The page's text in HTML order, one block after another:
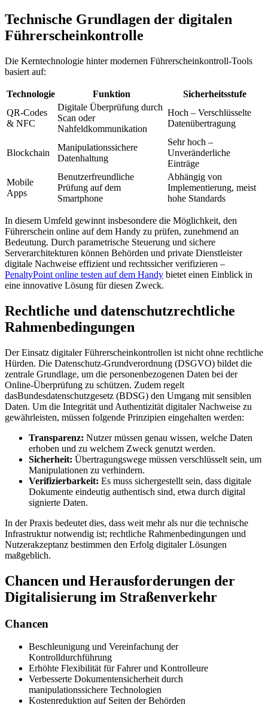
Technische Grundlagen der digitalen
Führerscheinkontrolle
Die Kerntechnologie hinter modernen Führerscheinkontroll-Tools
basiert auf:
Technologie Funktion
Sicherheitsstufe
QR-Codes
& NFC
Digitale Überprüfung durch
Scan oder
Nahfeldkommunikation
Hoch – Verschlüsselte
Datenübertragung
Blockchain
Manipulationssichere
Datenhaltung
Sehr hoch –
Unveränderliche
Einträge
Mobile
Apps
Benutzerfreundliche
Prüfung auf dem
Smartphone
Abhängig von
Implementierung, meist
hohe Standards
In diesem Umfeld gewinnt insbesondere die Möglichkeit, den
Führerschein online auf dem Handy zu prüfen, zunehmend an
Bedeutung. Durch parametrische Steuerung und sichere
Serverarchitekturen können Behörden und private Dienstleister
digitale Nachweise effizient und rechtssicher verifizieren –
PenaltyPoint online testen auf dem Handy bietet einen Einblick in
eine innovative Lösung für diesen Zweck.
Rechtliche und datenschutzrechtliche
Rahmenbedingungen
Der Einsatz digitaler Führerscheinkontrollen ist nicht ohne rechtliche
Hürden. Die Datenschutz-Grundverordnung (DSGVO) bildet die
zentrale Grundlage, um die personenbezogenen Daten bei der
Online-Überprüfung zu schützen. Zudem regelt
dasBundesdatenschutzgesetz (BDSG) den Umgang mit sensiblen
Daten. Um die Integrität und Authentizität digitaler Nachweise zu
gewährleisten, müssen folgende Prinzipien eingehalten werden:
Transparenz: Nutzer müssen genau wissen, welche Daten
erhoben und zu welchem Zweck genutzt werden.
Sicherheit: Übertragungswege müssen verschlüsselt sein, um
Manipulationen zu verhindern.
Verifizierbarkeit: Es muss sichergestellt sein, dass digitale
Dokumente eindeutig authentisch sind, etwa durch digital
signierte Daten.
In der Praxis bedeutet dies, dass weit mehr als nur die technische
Infrastruktur notwendig ist; rechtliche Rahmenbedingungen und
Nutzerakzeptanz bestimmen den Erfolg digitaler Lösungen
maßgeblich.
Chancen und Herausforderungen der
Digitalisierung im Straßenverkehr
Chancen
Beschleunigung und Vereinfachung der
Kontrolldurchführung
Erhöhte Flexibilität für Fahrer und Kontrolleure
Verbesserte Dokumentensicherheit durch
manipulationssichere Technologien
Kostenreduktion auf Seiten der Behörden